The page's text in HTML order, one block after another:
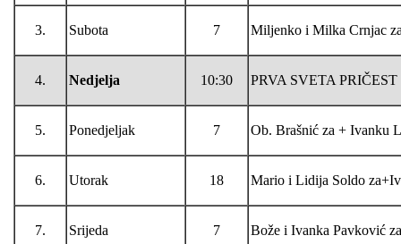
3. Subota 7 Miljenko i Milka Crnjac
4. Nedjelja 10:30 PRVA SVETA PRIČEST
5. Ponedjeljak 7 Ob. Brašnić za + Ivanku
6. Utorak 18 Mario i Lidija Soldo
7. Srijeda 7 Bože i Ivanka Pavković